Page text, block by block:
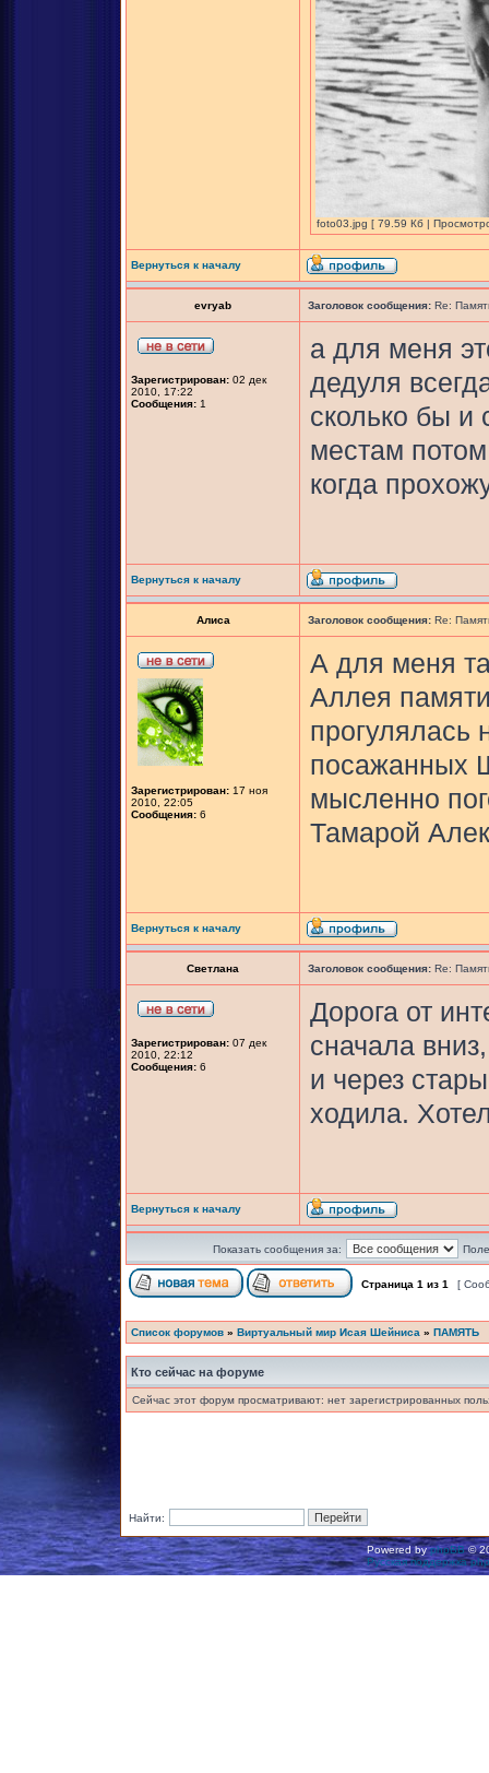
foto03.jpg [ 79.59 Кб |
Вернуться к началу
evryab Заголовок сообщения: Re:
Зарегистрирован: 02 дек
2010, 17:22
Сообщения: 1
а для меня
дедуля
сколько бы и
местам
когда
Вернуться к началу
Алиса Заголовок сообщения: Re:
Зарегистрирован: 17 ноя
2010, 22:05
Сообщения: 6
А для меня
Аллея
посажанных
мысленно
Тамарой
Вернуться к началу
Светлана Заголовок сообщения: Re:
Зарегистрирован: 07 дек
2010, 22:12
Сообщения: 6
Дорога от
сначала
и через
ходила.
Вернуться к началу
Показать сообщения за:
Страница 1 из 1 [
Список форумов » Виртуальный мир Исая Шейниса » ПАМЯТЬ
Кто сейчас на форуме
Сейчас этот форум просматривают: нет зарегистрированных
Найти:
Powered byphpBB©
Русская поддержка